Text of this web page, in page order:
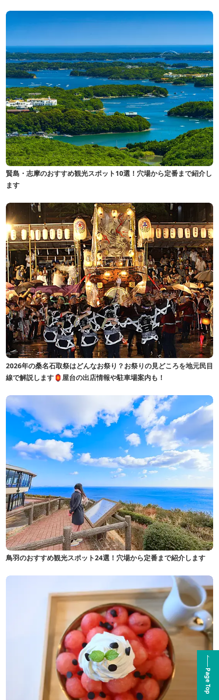
賢島・志摩のおすすめ観光スポット10選！穴場から定番まで紹介し
ます
2026年の桑名石取祭はどんなお祭り？お祭りの見どころを地元民目
線で解説します🏮屋台の出店情報や駐車場案内も！
鳥羽のおすすめ観光スポット24選！穴場から定番まで紹介します
Page Top